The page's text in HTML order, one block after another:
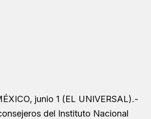
junio 1 (EL UNIVERSAL).-
del Instituto Nacional